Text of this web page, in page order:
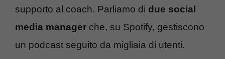
supporto al coach. Parliamo di due social
media manager che, su Spotify, gestiscono
un podcast seguito da migliaia di utenti.